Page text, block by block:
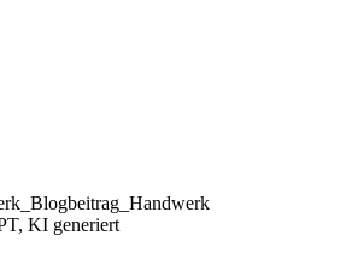
KI generiert